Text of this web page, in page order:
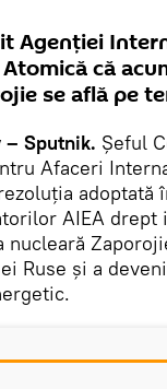
Agenției
că
se află pe
– Sputnik. Șeful
Afaceri
adoptată
AIEA drept
nucleară
Ruse și a